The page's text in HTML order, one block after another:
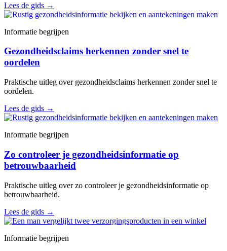
Lees de gids →
Informatie begrijpen
Gezondheidsclaims herkennen zonder snel te
oordelen
Praktische uitleg over gezondheidsclaims herkennen zonder snel te
oordelen.
Lees de gids →
Informatie begrijpen
Zo controleer je gezondheidsinformatie op
betrouwbaarheid
Praktische uitleg over zo controleer je gezondheidsinformatie op
betrouwbaarheid.
Lees de gids →
Informatie begrijpen